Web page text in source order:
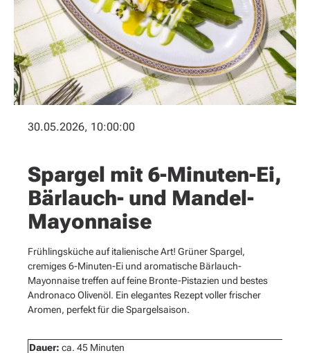
30.05.2026, 10:00:00
Spargel mit 6-Minuten-Ei,
Bärlauch- und Mandel-
Mayonnaise
Frühlingsküche auf italienische Art! Grüner Spargel,
cremiges 6-Minuten-Ei und aromatische Bärlauch-
Mayonnaise treffen auf feine Bronte-Pistazien und bestes
Andronaco Olivenöl. Ein elegantes Rezept voller frischer
Aromen, perfekt für die Spargelsaison.
Dauer: ca. 45 Minuten